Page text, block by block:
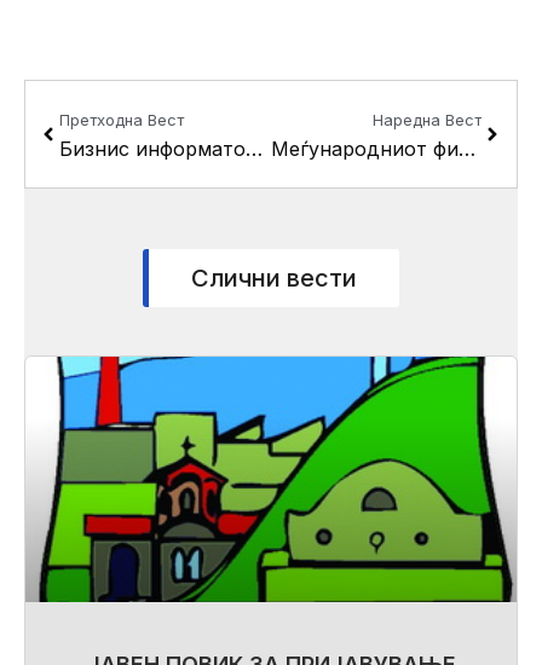
Претходна Вест
Бизнис информатор за поголема поддршка на деловните субјекти од Кисела Вода
Наредна Вест
Меѓународниот филмски фестивал ,,Киненова” од утре во Домот на култура „Билјана Беличанец“ во Кисела Вода
Слични вести